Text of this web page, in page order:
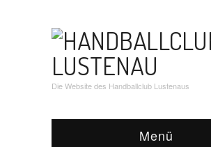
Die Website des Handballclub Lustenaus
Menü